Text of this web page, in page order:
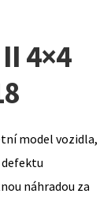
4×4
model vozidla,
náhradou za